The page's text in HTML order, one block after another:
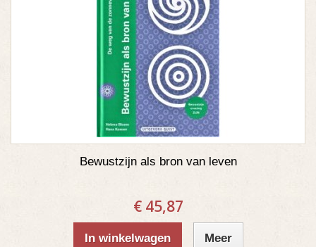
Bewustzijn als bron van leven
€ 45,87
In winkelwagen Meer